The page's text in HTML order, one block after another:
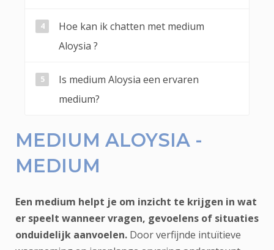
Hoe kan ik chatten met medium
Aloysia ?
Is medium Aloysia een ervaren
medium?
MEDIUM ALOYSIA -
MEDIUM
Een medium helpt je om inzicht te krijgen in wat
er speelt wanneer vragen, gevoelens of situaties
onduidelijk aanvoelen. Door verfijnde intuïtieve